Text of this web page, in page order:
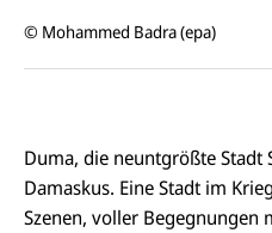
© Mohammed Badra (epa)
Duma, die neuntgrößte Stadt
Damaskus. Eine Stadt im
Szenen, voller Begegnungen